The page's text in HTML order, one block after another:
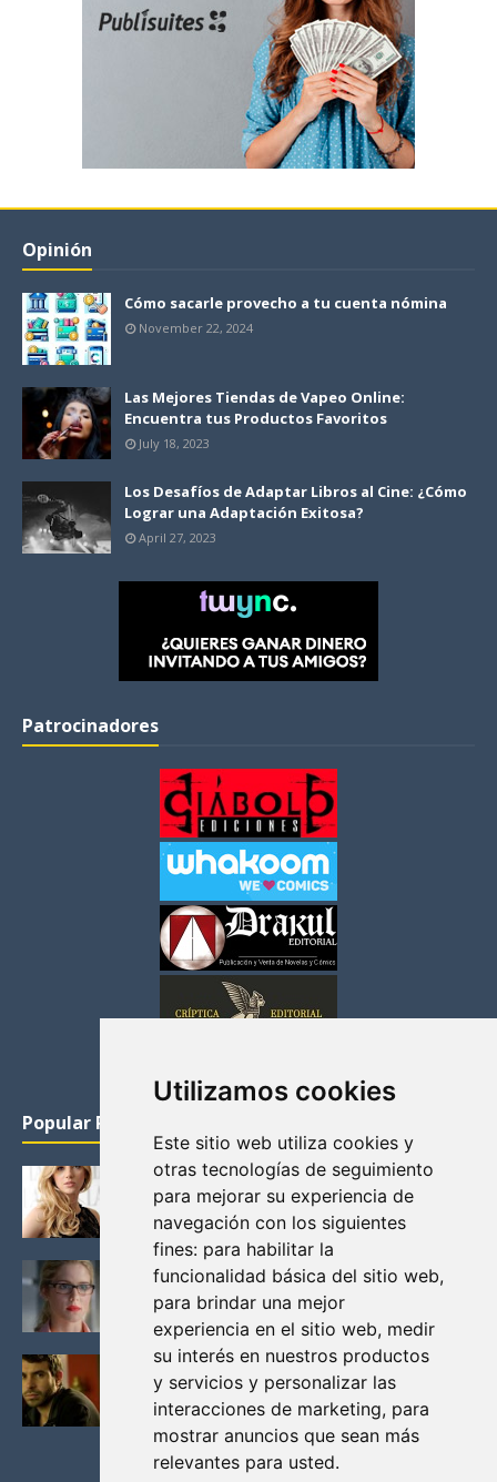
Utilizamos cookies
Este sitio web utiliza cookies y
otras tecnologías de seguimiento
para mejorar su experiencia de
navegación con los siguientes
fines: para habilitar la
funcionalidad básica del sitio web,
para brindar una mejor
experiencia en el sitio web, medir
su interés en nuestros productos
y servicios y personalizar las
interacciones de marketing, para
mostrar anuncios que sean más
relevantes para usted.
Opinión
Cómo sacarle provecho a tu cuenta nómina
November 22, 2024
Las Mejores Tiendas de Vapeo Online:
Encuentra tus Productos Favoritos
July 18, 2023
Los Desafíos de Adaptar Libros al Cine: ¿Cómo
Lograr una Adaptación Exitosa?
April 27, 2023
Patrocinadores
Popular Posts
KATHERYN WINNICK: LA ACTRIZ MAS GUAPA DE
VIKINGOS
Junio 14, 2013
FELICITY (EMILY BETT RICKARDS), LAS FOTOS
MAS BONITAS DE LA ALIADA DE ARROW
Noviembre 30, 2013
BLACK MIRROR: TODA TU HISTORIA. EPISODIO 3.
LA CRITICA
Mayo 17, 2012